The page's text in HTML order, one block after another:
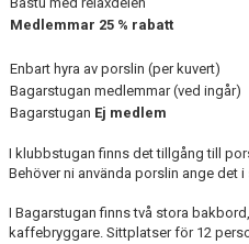
Medlemmar 25 % rabatt
Enbart hyra av porslin (per kuvert)
Bagarstugan medlemmar (ved ingår)
Bagarstugan Ej medlem
I klubbstugan finns det tillgång till
Behöver ni använda porslin ange det
I Bagarstugan finns två stora
kaffebryggare. Sittplatser för 12